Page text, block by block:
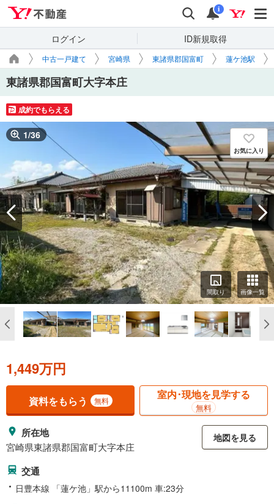
検索 通知
i
ログイン ID新規取得
中古一戸建て 宮崎県 東諸県郡国富町 蓮ケ池駅
東諸県郡国富町大字本庄
成約でもらえる
1/36
お気に入り
間取り 画像一覧
1,449万円
資料をもらう 無料 室内･現地を見学する
無料
所在地
宮崎県東諸県郡国富町大字本庄
地図を見る
交通
日豊本線 「蓮ケ池」駅から11100m 車:23分